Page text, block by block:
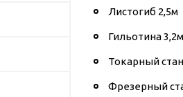
Листогиб 2,5м
Гильотина 3,2м
Токарный
Фрезерный